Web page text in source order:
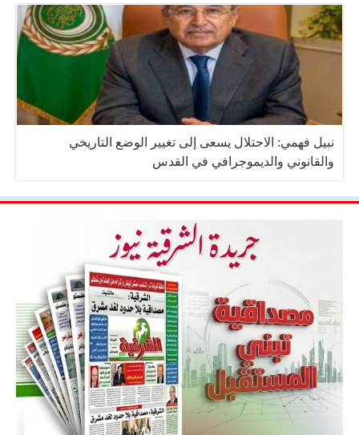
نبيل فهمي: الاحتلال يسعى إلى تغيير الوضع التاريخي
والقانوني والديموجرافي في القدس